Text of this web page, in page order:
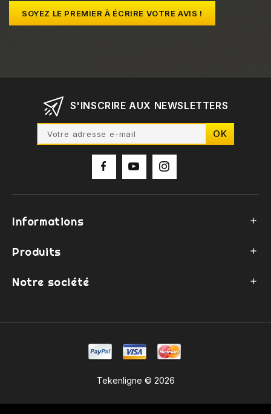
SOYEZ LE PREMIER À ÉCRIRE VOTRE AVIS !
S'INSCRIRE AUX NEWSLETTERS
Informations 
Produits 
Notre société 
Tekenligne © 2026